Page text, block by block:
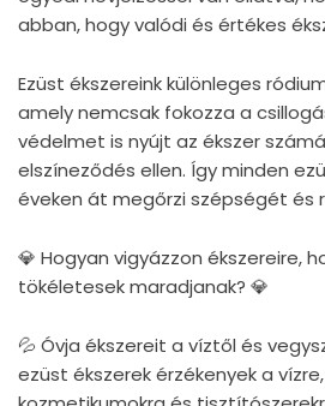
abban, hogy valódi és értékes
Ezüst ékszereink különleges
amely nemcsak fokozza a
védelmet is nyújt az ékszer
elszíneződés ellen. Így minden
éveken át megőrzi szépségét és
💎 Hogyan vigyázzon ékszereire,
tökéletesek maradjanak? 💎
💦 Óvja ékszereit a víztől és
ezüst ékszerek érzékenyek a